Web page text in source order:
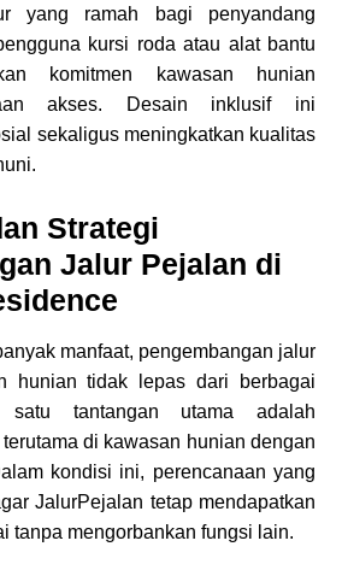
yang ramah bagi penyandang
kursi roda atau alat bantu
komitmen kawasan hunian
akses. Desain inklusif ini
sekaligus meningkatkan kualitas
Strategi
Jalur Pejalan di
manfaat, pengembangan jalur
hunian tidak lepas dari berbagai
satu tantangan utama adalah
di kawasan hunian dengan
kondisi ini, perencanaan yang
JalurPejalan tetap mendapatkan
tanpa mengorbankan fungsi lain.